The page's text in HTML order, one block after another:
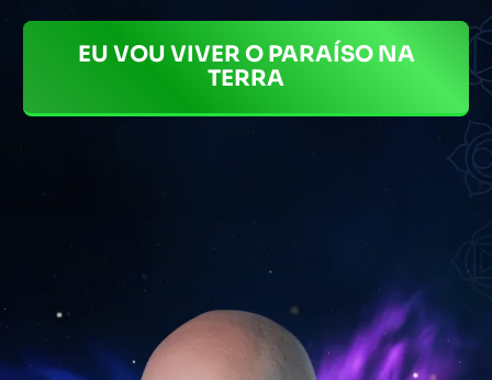
EU VOU VIVER O PARAÍSO NA
TERRA